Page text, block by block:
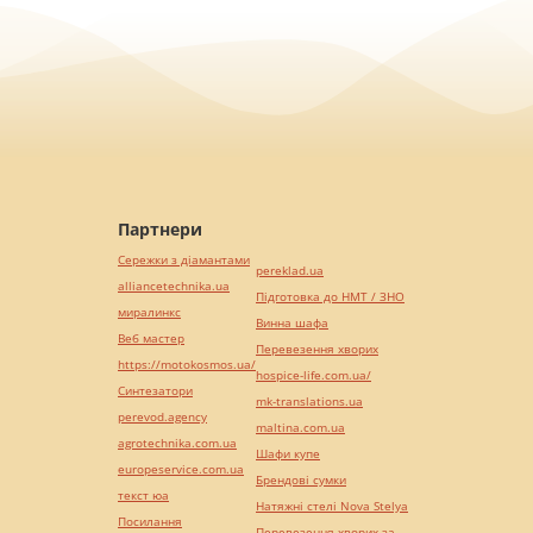
Партнери
Сережки з діамантами
alliancetechnika.ua
миралинкс
Веб мастер
https://motokosmos.ua/
Синтезатори
perevod.agency
agrotechnika.com.ua
europeservice.com.ua
текст юа
Посилання
pereklad.ua
Підготовка до НМТ / ЗНО
Винна шафа
Перевезення хворих
hospice-life.com.ua/
mk-translations.ua
maltina.com.ua
Шафи купе
Брендові сумки
Натяжні стелі Nova Stelya